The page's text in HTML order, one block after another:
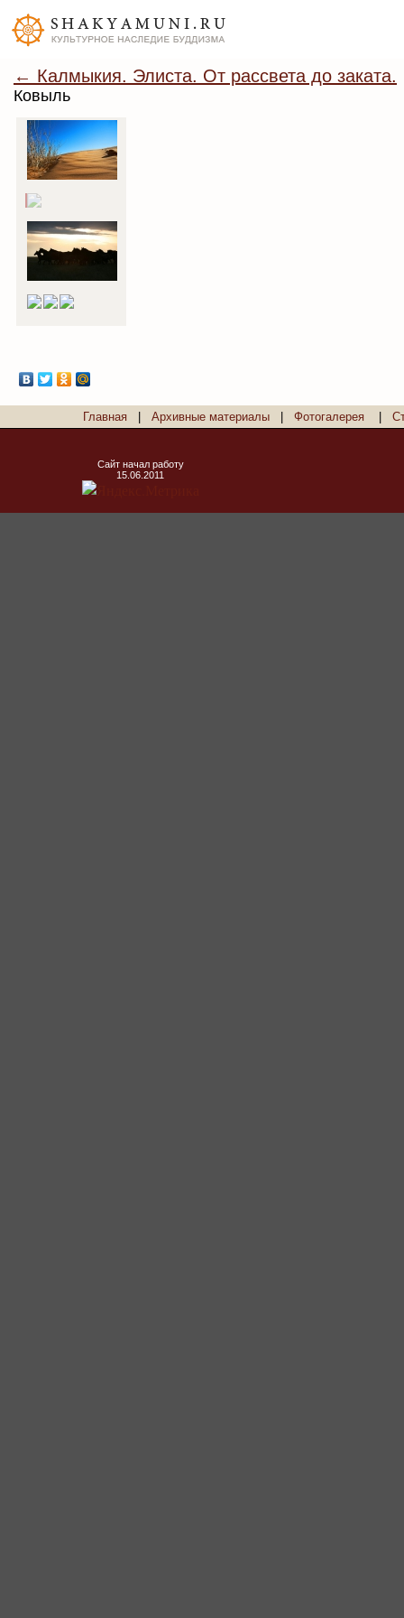
← Калмыкия. Элиста. От рассвета до заката.
Ковыль
Главная Архивные материалы Фотогалерея
Сайт начал работу
15.06.2011